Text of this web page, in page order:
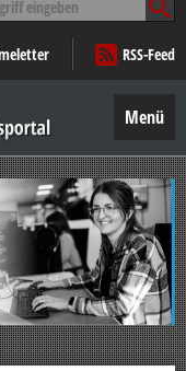
RSS-Feed
Menü